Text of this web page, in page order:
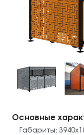
Основные
Габариты: